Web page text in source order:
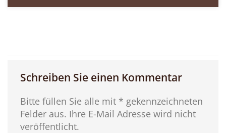
Schreiben Sie einen Kommentar
Bitte füllen Sie alle mit * gekennzeichneten
Felder aus. Ihre E-Mail Adresse wird nicht
veröffentlicht.